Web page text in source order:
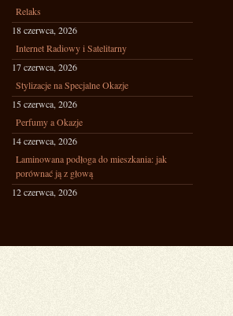
Relaks
18 czerwca, 2026
Internet Radiowy i Satelitarny
17 czerwca, 2026
Stylizacje na Specjalne Okazje
15 czerwca, 2026
Perfumy a Okazje
14 czerwca, 2026
Laminowana podłoga do mieszkania: jak
porównać ją z głową
12 czerwca, 2026